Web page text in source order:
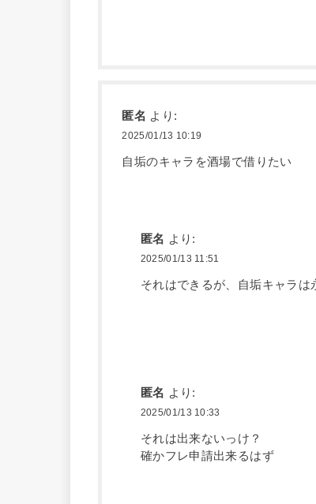
匿名 より:
2025/01/13 10:19
自垢のキャラを酒場で借りたい
匿名 より:
2025/01/13 11:51
それはできるが、自垢キャラは
匿名 より:
2025/01/13 10:33
それは出来ないっけ？
確かフレ申請出来るはず